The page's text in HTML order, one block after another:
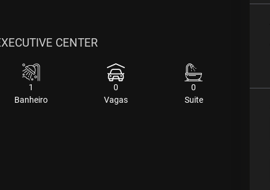
CENTER
1
Banheiro
0
Vagas
0
Suite